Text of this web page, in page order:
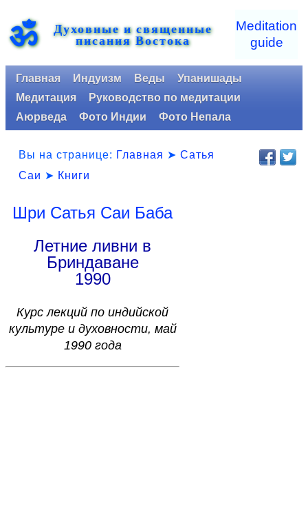
ॐ Духовные и священные
писания Востока
Meditation
guide
Главная Индуизм Веды
Упанишады
Медитация
Руководство по медитации
Аюрведа
Фото Индии Фото Непала
Вы на странице: Главная ➤ Сатья
Саи ➤ Книги
Шри Сатья Саи Баба
Летние ливни в
Бриндаване
1990
Курс лекций по индийской
культуре и духовности, май
1990 года